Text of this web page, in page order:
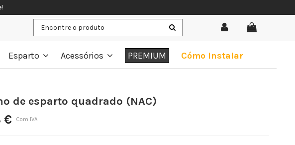
Esparto Acessórios PREMIUM Cómo instalar
de esparto quadrado (NAC)
€ Com IVA